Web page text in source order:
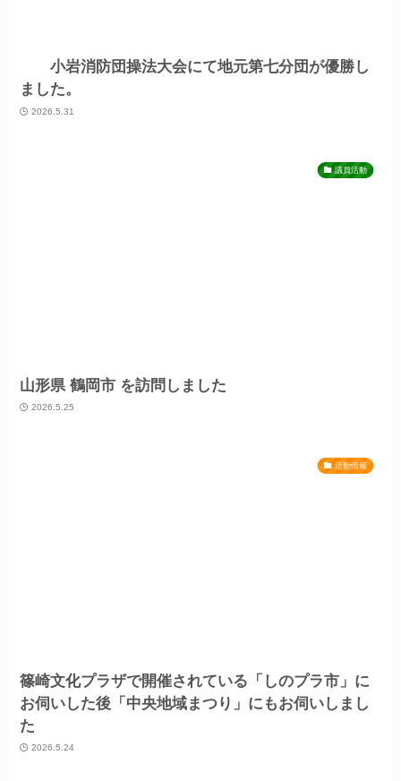
小岩消防団操法大会にて地元第七分団が優勝し
ました。
2026.5.31
議員活動
山形県 鶴岡市 を訪問しました
2026.5.25
活動情報
篠崎文化プラザで開催されている「しのプラ市」に
お伺いした後「中央地域まつり」にもお伺いしまし
た
2026.5.24